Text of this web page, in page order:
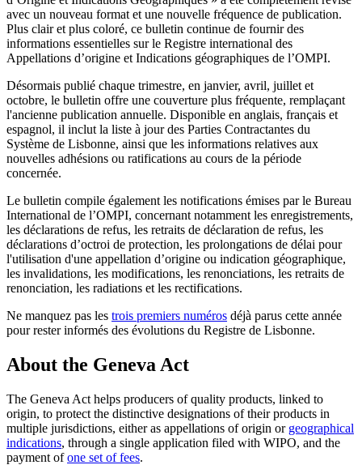
avec un nouveau format et une nouvelle fréquence de publication.
Plus clair et plus coloré, ce bulletin continue de fournir des
informations essentielles sur le Registre international des
Appellations d’origine et Indications géographiques de l’OMPI.
Désormais publié chaque trimestre, en janvier, avril, juillet et
octobre, le bulletin offre une couverture plus fréquente, remplaçant
l'ancienne publication annuelle. Disponible en anglais, français et
espagnol, il inclut la liste à jour des Parties Contractantes du
Système de Lisbonne, ainsi que les informations relatives aux
nouvelles adhésions ou ratifications au cours de la période
concernée.
Le bulletin compile également les notifications émises par le Bureau
International de l’OMPI, concernant notamment les enregistrements,
les déclarations de refus, les retraits de déclaration de refus, les
déclarations d’octroi de protection, les prolongations de délai pour
l'utilisation d'une appellation d’origine ou indication géographique,
les invalidations, les modifications, les renonciations, les retraits de
renonciation, les radiations et les rectifications.
Ne manquez pas les trois premiers numéros déjà parus cette année
pour rester informés des évolutions du Registre de Lisbonne.
About the Geneva Act
The Geneva Act helps producers of quality products, linked to
origin, to protect the distinctive designations of their products in
multiple jurisdictions, either as appellations of origin or geographical
indications, through a single application filed with WIPO, and the
payment ofone set of fees.